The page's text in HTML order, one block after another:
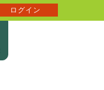
ログイン